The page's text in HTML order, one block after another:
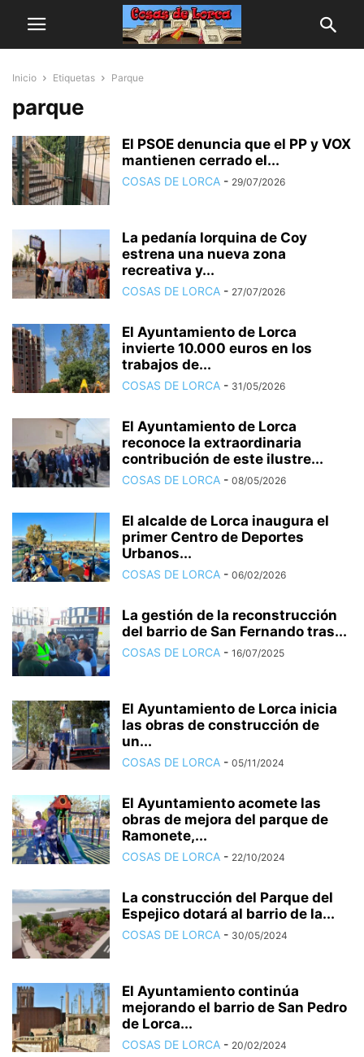
Inicio Etiquetas Parque
parque
El PSOE denuncia que el PP y VOX
mantienen cerrado el...
COSAS DE LORCA - 29/07/2026
La pedanía lorquina de Coy
estrena una nueva zona
recreativa y...
COSAS DE LORCA - 27/07/2026
El Ayuntamiento de Lorca
invierte 10.000 euros en los
trabajos de...
COSAS DE LORCA - 31/05/2026
El Ayuntamiento de Lorca
reconoce la extraordinaria
contribución de este ilustre...
COSAS DE LORCA - 08/05/2026
El alcalde de Lorca inaugura el
primer Centro de Deportes
Urbanos...
COSAS DE LORCA - 06/02/2026
La gestión de la reconstrucción
del barrio de San Fernando tras...
COSAS DE LORCA - 16/07/2025
El Ayuntamiento de Lorca inicia
las obras de construcción de
un...
COSAS DE LORCA - 05/11/2024
El Ayuntamiento acomete las
obras de mejora del parque de
Ramonete,...
COSAS DE LORCA - 22/10/2024
La construcción del Parque del
Espejico dotará al barrio de la...
COSAS DE LORCA - 30/05/2024
El Ayuntamiento continúa
mejorando el barrio de San Pedro
de Lorca...
COSAS DE LORCA - 20/02/2024